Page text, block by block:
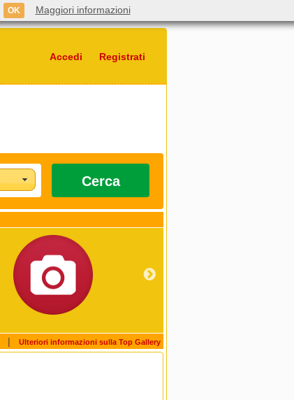
Accedi Registrati
Cerca
| Ulteriori informazioni sulla Top Gallery
OK Maggiori informazioni